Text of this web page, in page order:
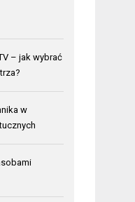
– jak wybrać
w